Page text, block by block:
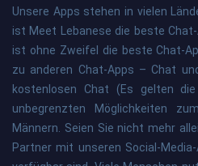
Unsere Apps stehen in vielen
ist Meet Lebanese die beste
ist ohne Zweifel die beste Chat-
zu anderen Chat-Apps – Chat
kostenlosen Chat (Es gelten
unbegrenzten Möglichkeiten
Männern. Seien Sie nicht mehr
Partner mit unseren Social-